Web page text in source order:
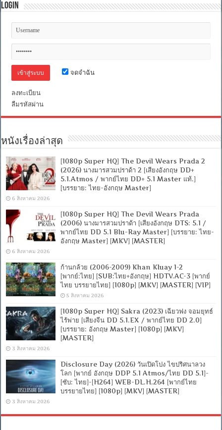
พากย์
Master]
Login
จดจำฉัน
ลงทะเบียน
ลืมรหัสผ่าน
หนังเรื่องล่าสุด
[1080p Super HQ] The Devil Wears Prada 2
(2026) นางมารสวมปราด้า 2 [เสียงอังกฤษ DD+
5.1.Atmos / พากย์ไทย DD+ 5.1 Master แท้.]
[บรรยาย: ไทย-อังกฤษ Master]
6 สิงหาคม 2026
[1080p Super HQ] The Devil Wears Prada
(2006) นางมารสวมปราด้า [เสียงอังกฤษ DTS: 5.1 /
พากย์ไทย DD 5.1 Blu-Ray Master] [บรรยาย: ไทย-
อังกฤษ Master] [MKV] [MASTER]
6 สิงหาคม 2026
ก้านกล้วย (2006-2009) Khan Kluay 1-2
[พากย์:ไทย] [SUB:ไทย+อังกฤษ] HDTV.AC-3 [พากย์
ไทย บรรยายไทย] [1080p] [MKV] [MASTER] [VIP]
5 สิงหาคม 2026
[1080p Super HQ] Sakra (2023) เฉียวฟง จอมยุทธ์
ไร้พ่าย [เสียงจีน DD 5.1.EX / พากย์ไทย DD 2.0]
[บรรยาย: อังกฤษ Master] [1080p] [MKV]
[MASTER]
3 สิงหาคม 2026
Disclosure Day (2026) วันเปิดโปง ไขปริศนาลวง
โลก [พากย์ อังกฤษ DDP 5.1 Atmos/ไทย DD 5.1]-
[ซับ: ไทย]-[H264] WEB-DL.H.264 [พากย์ไทย
บรรยายไทย] [1080p] [MKV] [MASTER]
3 สิงหาคม 2026